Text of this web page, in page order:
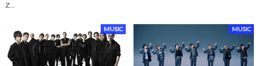
Z…
MUSIC MUSIC